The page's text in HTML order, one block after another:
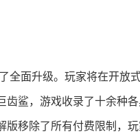
全面升级。玩家将在开放
鲨，游戏收录了十余种各
移除了所有付费限制，